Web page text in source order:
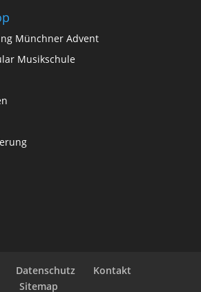
Münchner Advent
Musikschule
Datenschutz
Kontakt
Sitemap